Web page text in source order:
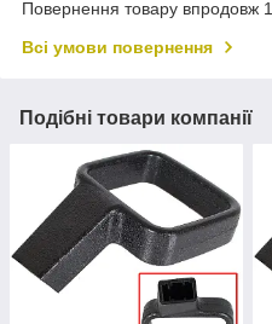
Повернення товару впродовж
Всі умови повернення
Подібні товари компанії